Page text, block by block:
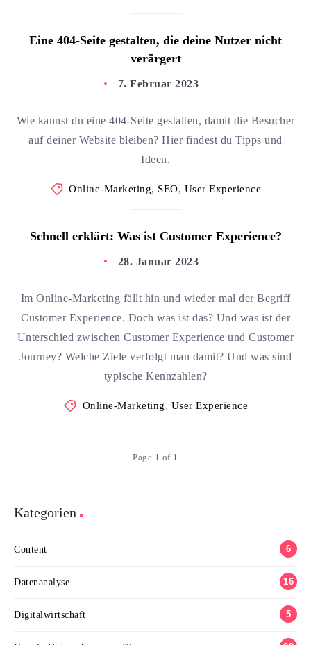
Eine 404-Seite gestalten, die deine Nutzer nicht
verärgert
7. Februar 2023
Wie kannst du eine 404-Seite gestalten, damit die Besucher
auf deiner Website bleiben? Hier findest du Tipps und
Ideen.
Online-Marketing, SEO, User Experience
Schnell erklärt: Was ist Customer Experience?
28. Januar 2023
Im Online-Marketing fällt hin und wieder mal der Begriff
Customer Experience. Doch was ist das? Und was ist der
Unterschied zwischen Customer Experience und Customer
Journey? Welche Ziele verfolgt man damit? Und was sind
typische Kennzahlen?
Online-Marketing, User Experience
Page 1 of 1
Kategorien
Content 6
Datenanalyse 16
Digitalwirtschaft 5